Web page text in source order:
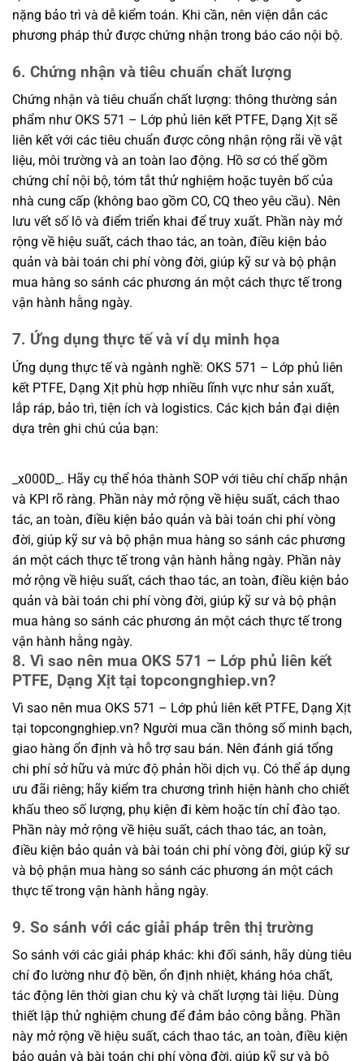
nặng bảo trì và dễ kiểm toán. Khi cần, nên viện dẫn các
phương pháp thử được chứng nhận trong báo cáo nội bộ.
6. Chứng nhận và tiêu chuẩn chất lượng
Chứng nhận và tiêu chuẩn chất lượng: thông thường sản
phẩm như OKS 571 – Lớp phủ liên kết PTFE, Dạng Xịt sẽ
liên kết với các tiêu chuẩn được công nhận rộng rãi về vật
liệu, môi trường và an toàn lao động. Hồ sơ có thể gồm
chứng chỉ nội bộ, tóm tắt thử nghiệm hoặc tuyên bố của
nhà cung cấp (không bao gồm CO, CQ theo yêu cầu). Nên
lưu vết số lô và điểm triển khai để truy xuất. Phần này mở
rộng về hiệu suất, cách thao tác, an toàn, điều kiện bảo
quản và bài toán chi phí vòng đời, giúp kỹ sư và bộ phận
mua hàng so sánh các phương án một cách thực tế trong
vận hành hằng ngày.
7. Ứng dụng thực tế và ví dụ minh họa
Ứng dụng thực tế và ngành nghề: OKS 571 – Lớp phủ liên
kết PTFE, Dạng Xịt phù hợp nhiều lĩnh vực như sản xuất,
lắp ráp, bảo trì, tiện ích và logistics. Các kịch bản đại diện
dựa trên ghi chú của bạn:
_x000D_. Hãy cụ thể hóa thành SOP với tiêu chí chấp nhận
và KPI rõ ràng. Phần này mở rộng về hiệu suất, cách thao
tác, an toàn, điều kiện bảo quản và bài toán chi phí vòng
đời, giúp kỹ sư và bộ phận mua hàng so sánh các phương
án một cách thực tế trong vận hành hằng ngày. Phần này
mở rộng về hiệu suất, cách thao tác, an toàn, điều kiện bảo
quản và bài toán chi phí vòng đời, giúp kỹ sư và bộ phận
mua hàng so sánh các phương án một cách thực tế trong
vận hành hằng ngày.
8. Vì sao nên mua OKS 571 – Lớp phủ liên kết
PTFE, Dạng Xịt tại topcongnghiep.vn?
Vì sao nên mua OKS 571 – Lớp phủ liên kết PTFE, Dạng Xịt
tại topcongnghiep.vn? Người mua cần thông số minh bạch,
giao hàng ổn định và hỗ trợ sau bán. Nên đánh giá tổng
chi phí sở hữu và mức độ phản hồi dịch vụ. Có thể áp dụng
ưu đãi riêng; hãy kiểm tra chương trình hiện hành cho chiết
khấu theo số lượng, phụ kiện đi kèm hoặc tín chỉ đào tạo.
Phần này mở rộng về hiệu suất, cách thao tác, an toàn,
điều kiện bảo quản và bài toán chi phí vòng đời, giúp kỹ sư
và bộ phận mua hàng so sánh các phương án một cách
thực tế trong vận hành hằng ngày.
9. So sánh với các giải pháp trên thị trường
So sánh với các giải pháp khác: khi đối sánh, hãy dùng tiêu
chí đo lường như độ bền, ổn định nhiệt, kháng hóa chất,
tác động lên thời gian chu kỳ và chất lượng tài liệu. Dùng
thiết lập thử nghiệm chung để đảm bảo công bằng. Phần
này mở rộng về hiệu suất, cách thao tác, an toàn, điều kiện
bảo quản và bài toán chi phí vòng đời, giúp kỹ sư và bộ